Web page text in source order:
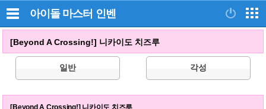
아이돌 마스터 인벤
[Beyond A Crossing!] 니카이도 치즈루
일반 각성